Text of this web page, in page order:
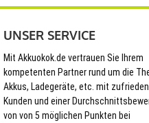
UNSER SERVICE
Mit Akkuokok.de vertrauen Sie Ihrem
kompetenten Partner rund um die
Akkus, Ladegeräte, etc. mit
Kunden und einer
von von 5 möglichen Punkten bei